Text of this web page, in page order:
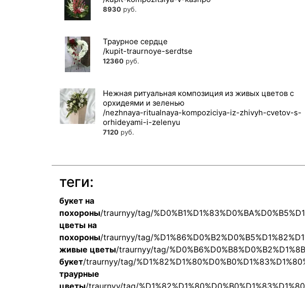
8930 руб.
Траурное сердце
12360 руб.
Нежная ритуальная композиция из живых цветов с
орхидеями и зеленью
7120 руб.
теги:
букет на
похороны/traurnyy/tag/
цветы на
похороны/traurnyy/tag/
живые цветы/traurnyy/tag/
букет/traurnyy/tag/
траурные
цветы/traurnyy/tag/